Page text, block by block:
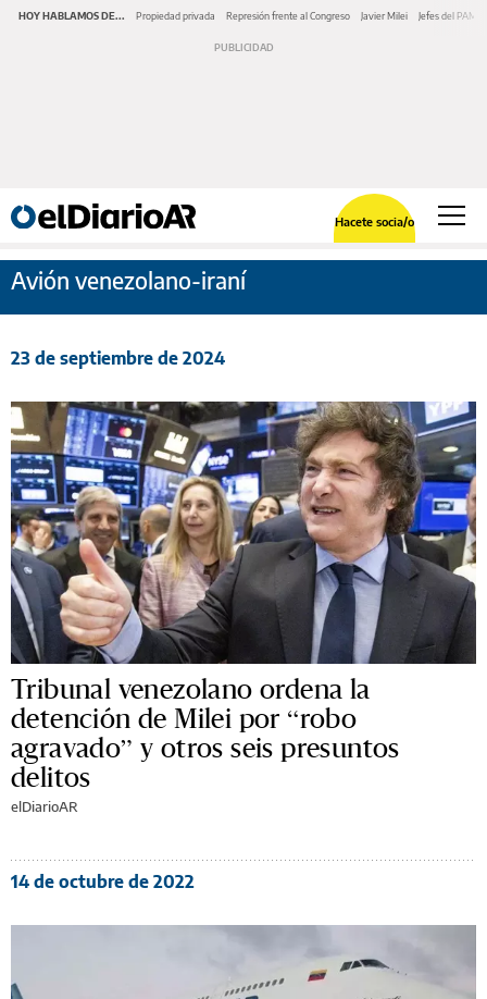
HOY HABLAMOS DE... Propiedad privada Represión frente al Congreso Javier Milei Jefes del PAMI
Hacete socia/o
Avión venezolano-iraní
23 de septiembre de 2024
Tribunal venezolano ordena la
detención de Milei por “robo
agravado” y otros seis presuntos
delitos
elDiarioAR
14 de octubre de 2022